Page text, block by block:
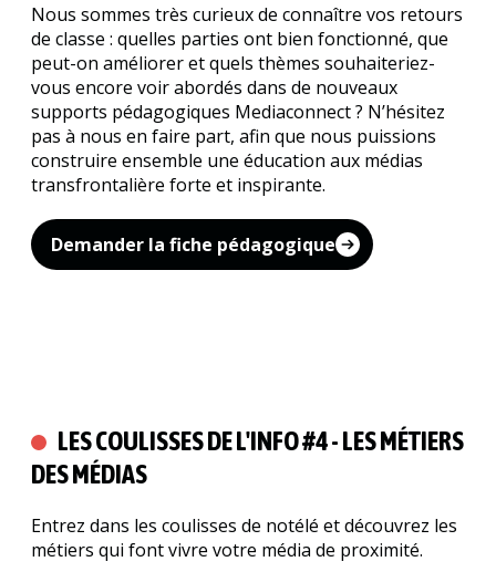
Nous sommes très curieux de connaître vos retours
de classe : quelles parties ont bien fonctionné, que
peut-on améliorer et quels thèmes souhaiteriez-
vous encore voir abordés dans de nouveaux
supports pédagogiques Mediaconnect ? N’hésitez
pas à nous en faire part, afin que nous puissions
construire ensemble une éducation aux médias
transfrontalière forte et inspirante.
Demander la fiche pédagogique
LES COULISSES DE L'INFO #4 - LES MÉTIERS
DES MÉDIAS
Entrez dans les coulisses de notélé et découvrez les
métiers qui font vivre votre média de proximité.